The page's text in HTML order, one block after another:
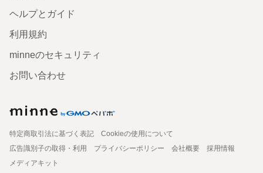
ヘルプとガイド
利用規約
minneのセキュリティ
お問い合わせ
特定商取引法に基づく表記
Cookieの使用について
広告識別子の取得・利用
プライバシーポリシー 会社概要
採用情報
メディアキット